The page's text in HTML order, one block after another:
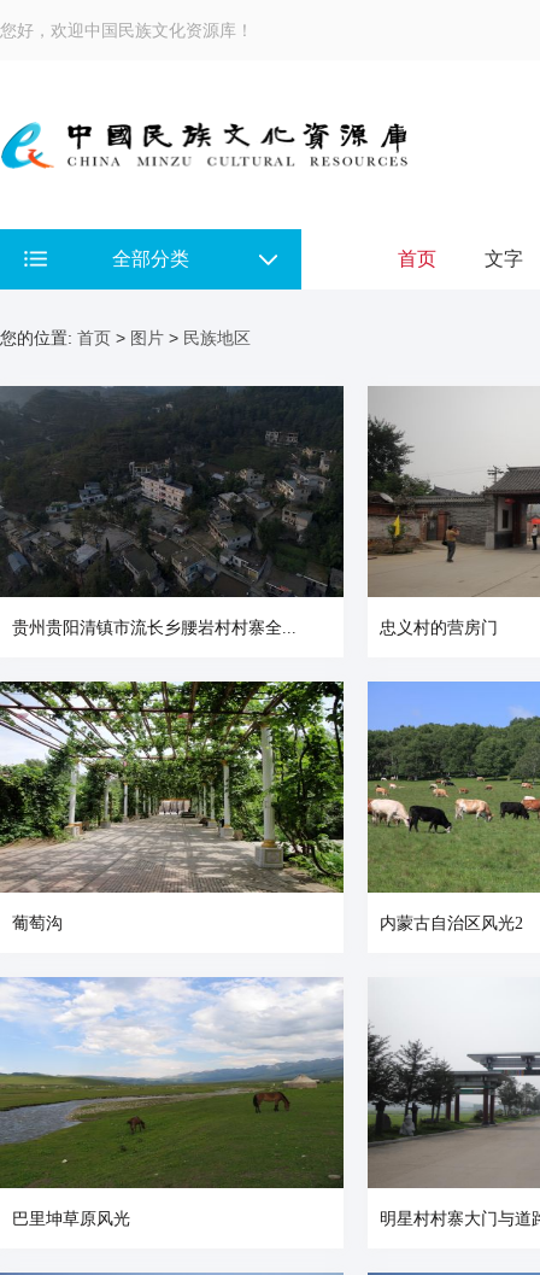
您好，欢迎中国民族文化资源库！
全部分类 首页 文字
您的位置: 首页 > 图片 > 民族地区
贵州贵阳清镇市流长乡腰岩村村寨全... 忠义村的营房门
葡萄沟 内蒙古自治区风光2
巴里坤草原风光 明星村村寨大门与道